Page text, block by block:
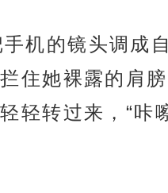
机的镜头调成
住她裸露的肩
轻转过来，“咔